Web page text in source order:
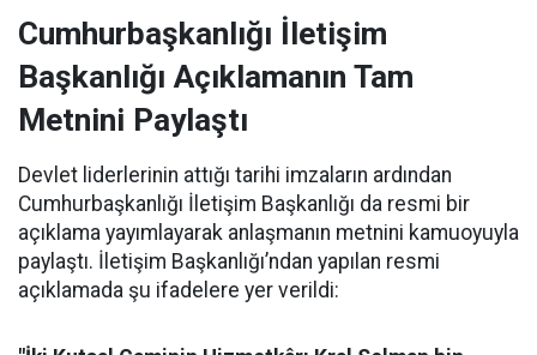
Cumhurbaşkanlığı İletişim
Başkanlığı Açıklamanın Tam
Metnini Paylaştı
Devlet liderlerinin attığı tarihi imzaların ardından
Cumhurbaşkanlığı İletişim Başkanlığı da resmi bir
açıklama yayımlayarak anlaşmanın metnini kamuoyuyla
paylaştı. İletişim Başkanlığı’ndan yapılan resmi
açıklamada şu ifadelere yer verildi: